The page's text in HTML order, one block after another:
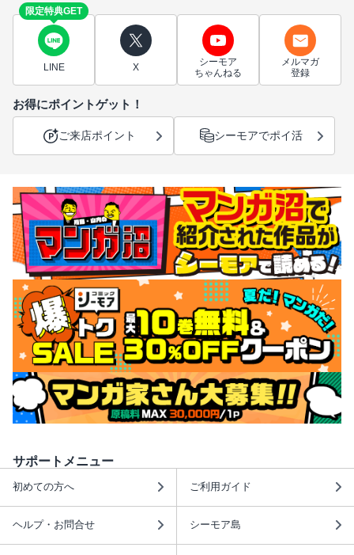
限定特典GET
LINE X
シーモア
ちゃんねる
メルマガ
登録
お得にポイントゲット！
ご来店ポイント シーモアでポイ活
サポートメニュー
初めての方へ ご利用ガイド
ヘルプ・お問合せ シーモア島